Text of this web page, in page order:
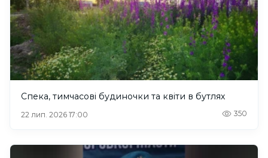
Спека, тимчасові будиночки та квіти в бутлях
22 лип. 2026 17:00 350